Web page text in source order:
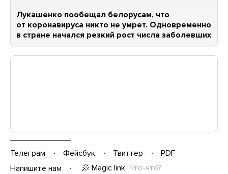
Лукашенко пообещал белорусам, что
от коронавируса никто не умрет. Одновременно
в стране начался резкий рост числа заболевших
Телеграм Фейсбук Твиттер
PDF
Напишите нам
Magic link Что-что?